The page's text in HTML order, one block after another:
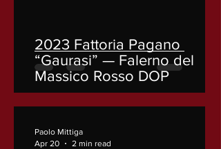
2023 Fattoria Pagano
“Gaurasi” — Falerno del
Massico Rosso DOP
Paolo Mittiga
Apr 20
2 min read